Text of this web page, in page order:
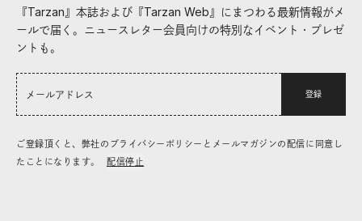
『Tarzan』本誌および『Tarzan Web』にまつわる最新情報がメ
ールで届く。ニュースレター会員向けの特別なイベント・プレゼ
ントも。
登録
ご登録頂くと、弊社のプライバシーポリシーとメールマガジンの配信に同意し
たことになります。
配信停止